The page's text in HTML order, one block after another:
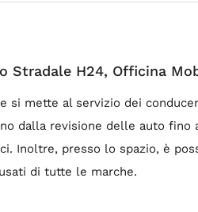
Stradale H24, Officina
si mette al servizio dei
dalla revisione delle auto
Inoltre, presso lo spazio, è
di tutte le marche.